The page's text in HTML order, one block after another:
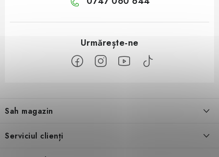
b
o
Sah magazin
Despre noi
Serviciul clienți
Condiţii generale de vânzare